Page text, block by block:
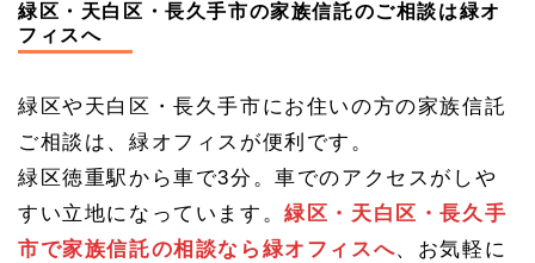
家族
信託
の土
談会
約・
電話
番号
（フ
ダイ
緑区・天白区・長久手市の家族信託のご相談は緑オ
フィスへ
緑区や天白区・長久手市にお住いの方の家族信託
ご相談は、緑オフィスが便利です。
緑区徳重駅から車で3分。車でのアクセスがしや
すい立地になっています。緑区・天白区・長久手
市で家族信託の相談なら緑オフィスへ、お気軽に